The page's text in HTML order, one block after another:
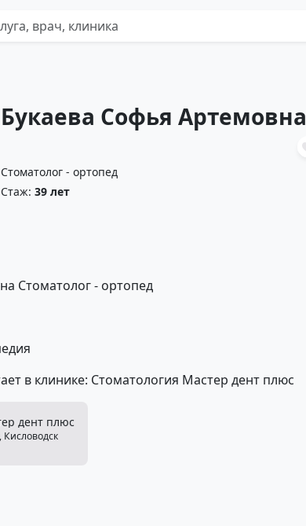
Букаева Софья Артемовна
Стоматолог - ортопед
Стаж: 39 лет
Стоматолог - ортопед
в клинике: Стоматология Мастер дент плюс
дент плюс
Кисловодск